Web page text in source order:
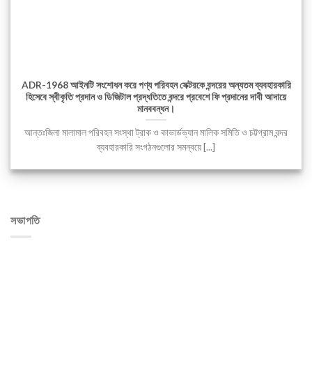
ADR-1968 আইনটি সংশোধন করে পণ্য পরিবহন সেক্টরকে বন্দরের অন্যতম ব্যবহারকারি
হিসেবে স্বীকৃতি প্রদান ও ডিজিটাল প্রদ্ধতিতে বন্দরে প্রবেশে ফি প্রদানের দাবী আদায়ে
মানববন্ধন।
আন্তঃজিলা মালামাল পরিবহন সংস্থা ট্রাক ও কাভার্ডভ্যান মালিক সমিতি ও চট্টগ্রাম বন্দর
ব্যবহারকারি সংগঠনগুলোর সমন্বয়ে [...]
সভাপতি